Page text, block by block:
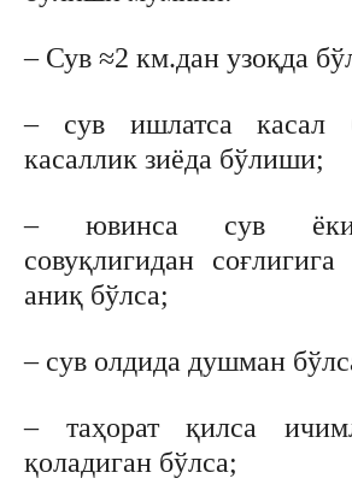
– Сув ≈2 км.дан узоқда
– сув ишлатса касал
касаллик зиёда бўлиши;
– ювинса сув ёки
совуқлигидан
аниқ бўлса;
– сув олдида душман
– таҳорат қилса
қоладиган бўлса;